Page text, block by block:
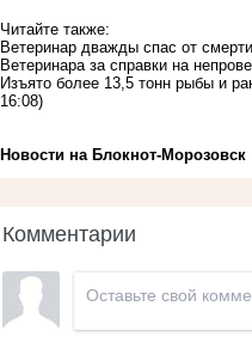
Читайте также:
Ветеринар дважды спас от
Ветеринара за справки на
Изъято более 13,5 тонн рыбы и
16:08)
Новости на Блoкнoт-Морозовск
Комментарии